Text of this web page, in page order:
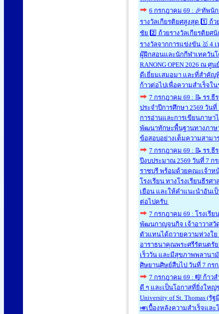
6 กรกฎาคม 69 : 🎉ทัพนัก
รางวัลเกียรติยศสูงสุด 1️⃣ ถ้
ชัย 2️⃣ ถ้วยรางวัลเกียรติย
รางวัลจากการแข่งขัน 🥇 4
ผู้ฝึกสอนและนักกีฬาเทควัน
RANONG OPEN 2026 ณ
ดีเยี่ยมเสมอมา และที่สำคั
ก้าวต่อไปเพื่อความสำเร็จใ
7 กรกฎาคม 69 : 📝 รร.
ประจำปีการศึกษา 2569 วัน
การอ่านและการเขียนภาษ
พัฒนาทักษะพื้นฐานทางภาษา
ข้อสอบอย่างเต็มความสาม
7 กรกฎาคม 69 : 📝 รร.
ปีงบประมาณ 2569 วันที่ 7 ก
ราชบุรี พร้อมด้วยคณะเจ้าห
โรงเรียน ทางโรงเรียนธีร
เยือน และให้คำแนะนำอันเ
ต่อไปครับ
7 กรกฎาคม 69 : โรงเรี
พัฒนกาญจนกิจ เจ้าอาวาสวั
ตัวแทนได้ถวายความห่วงใ
อาราธนาคุณพระศรีรัตนตรั
เร็ววัน และมีสุขภาพพลานา
ศิษยานุศิษย์สืบไป วันที่ 7 กร
7 กรกฎาคม 69 : 🎼 ก้าว
ดี ๆ และเป็นโอกาสที่ยิ่งใหญ่ข
University of St. Thomas
🎺เบื้องหลังความสำเร็จและ